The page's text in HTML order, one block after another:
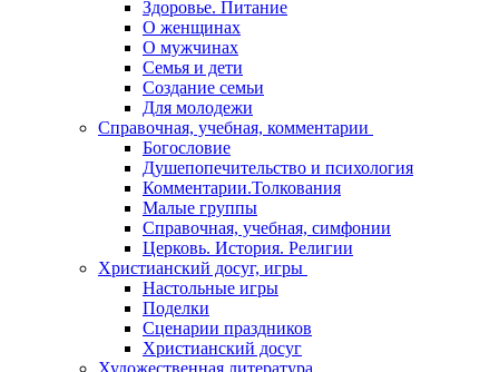
Здоровье. Питание
О женщинах
О мужчинах
Семья и дети
Создание семьи
Для молодежи
Справочная, учебная, комментарии
Богословие
Душепопечительство и психология
Комментарии.Толкования
Малые группы
Справочная, учебная, симфонии
Церковь. История. Религии
Христианский досуг, игры
Настольные игры
Поделки
Сценарии праздников
Христианский досуг